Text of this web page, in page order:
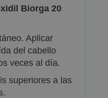
Biorga 20
Aplicar
del cabello
veces al día.
superiores a las